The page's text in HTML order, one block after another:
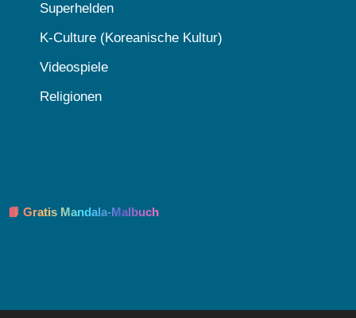
Superhelden
K-Culture (Koreanische Kultur)
Videospiele
Religionen
📘 Gratis Mandala-Malbuch